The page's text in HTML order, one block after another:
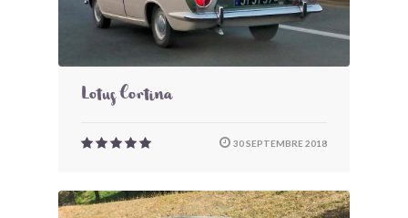
Lotus Cortina
30 SEPTEMBRE 2018